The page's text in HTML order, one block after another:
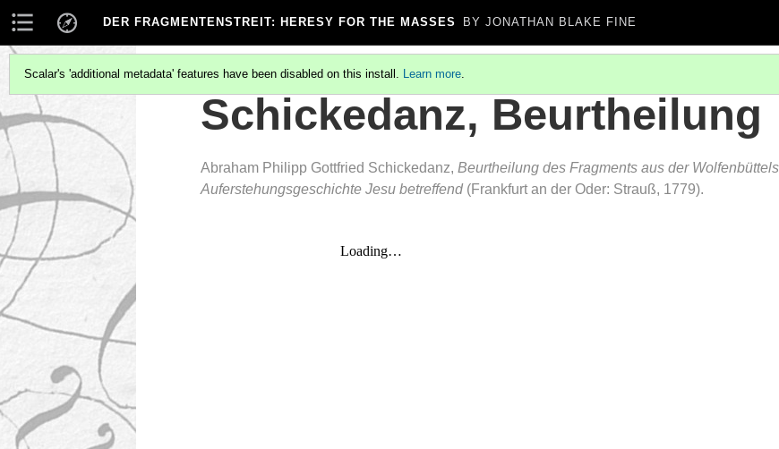
DER FRAGMENTENSTREIT: HERESY FOR THE MASSES BY JONATHAN BLAKE FINE
Scalar's 'additional metadata' features have been disabled on this install. Learn more.
Schickedanz, Beurtheilung
Abraham Philipp Gottfried Schickedanz, Beurtheilung des Fragments aus der
Auferstehungsgeschichte Jesu betreffend(Frankfurt an der Oder: Strauß, 1779).